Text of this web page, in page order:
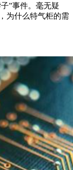
”事件。毫无疑
为什么特气柜的需